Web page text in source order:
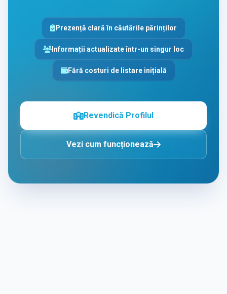
Prezență clară în căutările părinților
Informații actualizate într-un singur loc
Fără costuri de listare inițială
Revendică Profilul
Vezi cum funcționează